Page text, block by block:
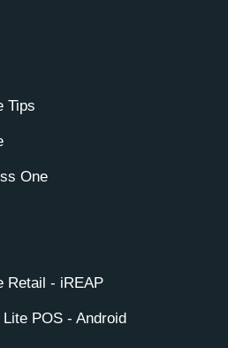
Tips
One
Retail - iREAP
POS - Android